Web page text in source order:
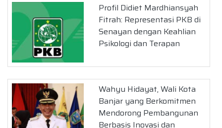
Profil Didiet Mardhiansyah
Fitrah: Representasi PKB di
Senayan dengan Keahlian
Psikologi dan Terapan
Wahyu Hidayat, Wali Kota
Banjar yang Berkomitmen
Mendorong Pembangunan
Berbasis Inovasi dan